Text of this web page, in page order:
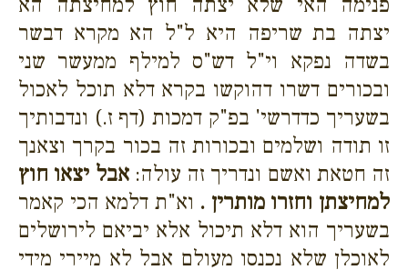
יצתה בת שריפה היא ל"ל הא מקרא דבשר
בשדה נפקא וי"ל דש"ס למילף ממעשר שני
ובכורים דשרו דהוקשו בקרא דלא תוכל לאכול
בשעריך כדדרשי' בפ"ק דמכות (דף ז.) ונדבותיך
זו תודה ושלמים ובכורות זה בכור בקרך וצאנך
זה חטאת ואשם ונדריך זה עולה:אבל יצאו חוץ
למחיצתן וחזרו מותרין . וא"ת דלמא הכי קאמר
בשעריך הוא דלא תיכול אלא יביאם לירושלים
לאוכלן שלא נכנסו מעולם אבל לא מיירי מידי